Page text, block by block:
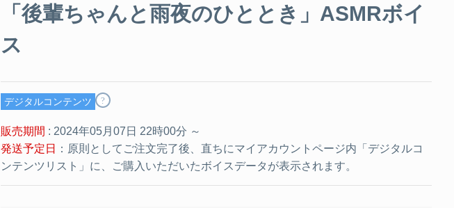
「後輩ちゃんと雨夜のひととき」ASMRボイ
ス
デジタルコンテンツ ?
販売期間 : 2024年05月07日 22時00分 ～
発送予定日
：原則としてご注文完了後、直ちにマイアカウントページ内「デジタルコ
ンテンツリスト」に、ご購入いただいたボイスデータが表示されます。